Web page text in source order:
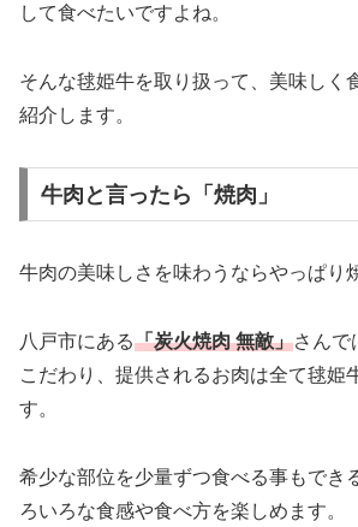
して食べたいですよね。
そんな毬姫牛を取り扱って、美味しく
紹介します。
牛肉と言ったら「焼肉」
牛肉の美味しさを味わうならやっぱり
八戸市にある「炭火焼肉 無敵」さんで
こだわり、提供されるお肉は全て毬姫
す。
希少な部位を少量ずつ食べる事もでき
ろいろな食感や食べ方を楽しめます。